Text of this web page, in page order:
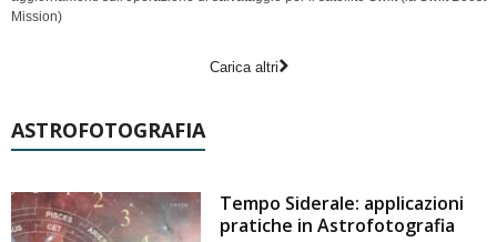
Mission)
Carica altri
ASTROFOTOGRAFIA
Tempo Siderale: applicazioni
pratiche in Astrofotografia